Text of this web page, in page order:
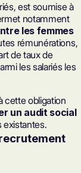
est soumise à
notamment
les femmes
rémunérations,
de taux de
les salariés les
cette obligation
un audit social
existantes.